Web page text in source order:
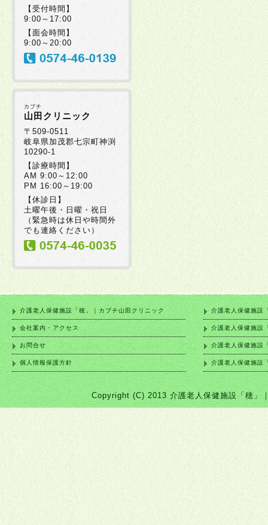
【受付時間】
9:00～17:00
【面会時間】
9:00～20:00
カブチ
山田クリニック
〒509-0511
岐阜県加茂郡七宗町神渕
10290-1
【診療時間】
AM 9:00～12:00
PM 16:00～19:00
【休診日】
土曜午後・日曜・祝日
（緊急時は休日や時間外
でも連絡ください）
介護老人保健施設「穂」｜カブチ山田クリニック
会社案内・アクセス
お問合せ
個人情報保護方針
介護老人保健施設
介護老人保健施設
介護老人保健施設
介護老人保健施設
Copyright (C) 2013 介護老人保健施設「穂